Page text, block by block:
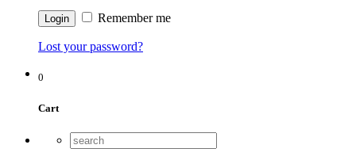
Remember me
Lost your password?
0
Cart